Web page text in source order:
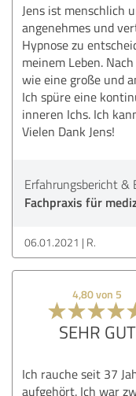
Jens ist menschlich
angenehmes und
Hypnose zu
meinem Leben.
wie eine große und
Ich spüre eine
inneren Ichs. Ich
Vielen Dank Jens!
Erfahrungsbericht &
Fachpraxis für
06.01.2021 R.
4,80 von 5
SEHR GUT
Ich rauche seit 37
aufgehört. Ich war